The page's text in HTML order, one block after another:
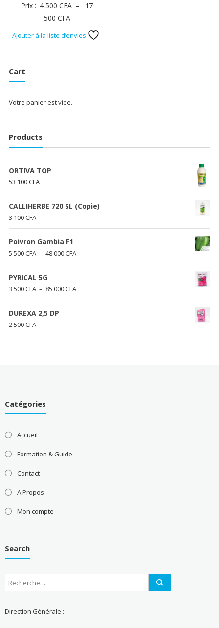
Prix : 4 500CFA –
17
500 CFAPlage
500 CFA
Ajouter à la liste d’envies
Cart
Votre panier est vide.
Products
ORTIVA TOP
53 100CFA
CALLIHERBE 720 SL (Copie)
3 100CFA
Poivron Gambia F1
5 500CFA – 48 000CFAPlage
de
500 CFA
PYRICAL 5G
3 500CFA – 85 000CFAPlage
de
DUREXA 2,5 DP
2 500CFA
Catégories
Accueil
Formation & Guide
Contact
A Propos
Mon compte
Search
Direction Générale :